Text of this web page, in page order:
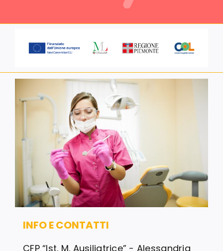
Richiedi informazioni
INFO E CONTATTI
CFP “Ist. M. Ausiliatrice” - Alessandria